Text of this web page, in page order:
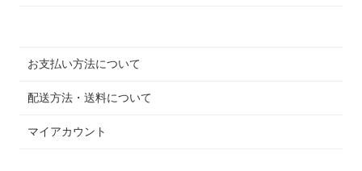
お支払い方法について
配送方法・送料について
マイアカウント